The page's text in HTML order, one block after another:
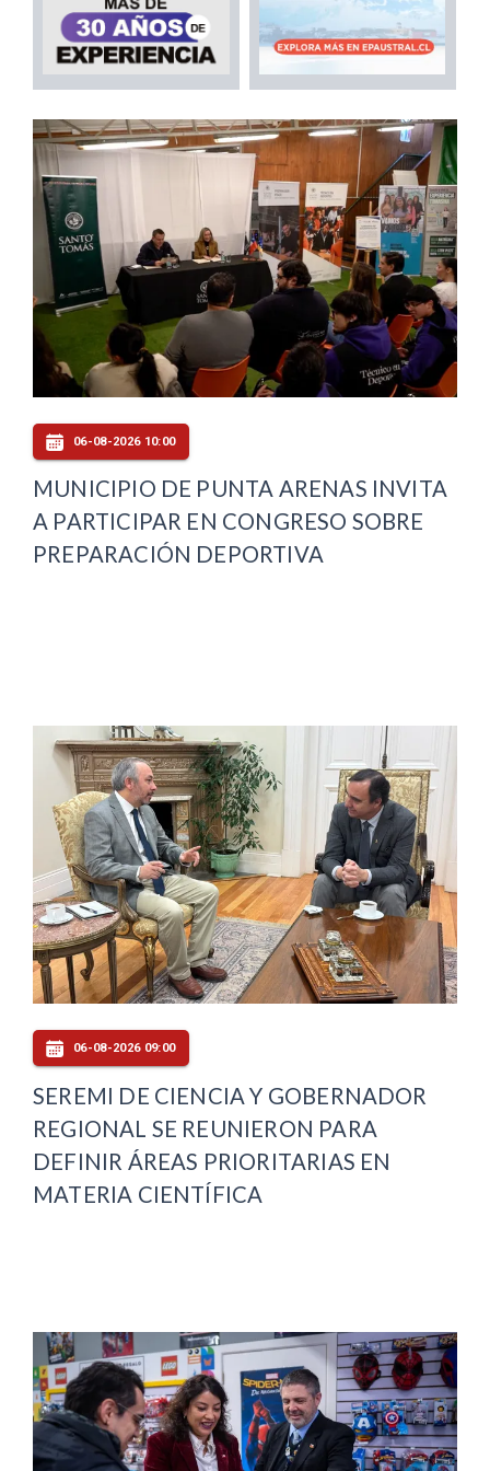
06-08-2026 10:00
MUNICIPIO DE PUNTA ARENAS INVITA
A PARTICIPAR EN CONGRESO SOBRE
PREPARACIÓN DEPORTIVA
06-08-2026 09:00
SEREMI DE CIENCIA Y GOBERNADOR
REGIONAL SE REUNIERON PARA
DEFINIR ÁREAS PRIORITARIAS EN
MATERIA CIENTÍFICA